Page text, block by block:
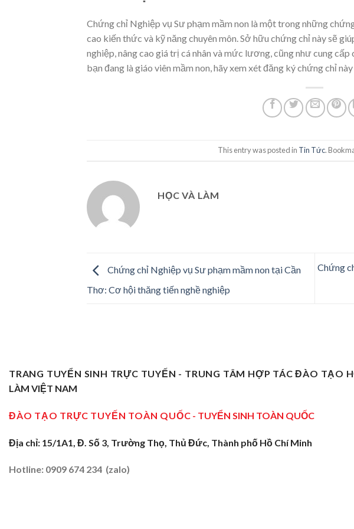
Chứng chỉ Nghiệp vụ Sư phạm mầm non là một trong những
cao kiến thức và kỹ năng chuyên môn. Sở hữu chứng chỉ này sẽ
nghiệp, nâng cao giá trị cá nhân và mức lương, cũng như cung
bạn đang là giáo viên mầm non, hãy xem xét đăng ký chứng chỉ
This entry was posted in Tin Tức.
HỌC VÀ LÀM
Chứng chỉ Nghiệp vụ Sư phạm mầm non tại Cần
Thơ: Cơ hội thăng tiến nghề nghiệp
Chứng
TRANG TUYỂN SINH TRỰC TUYẾN - TRUNG TÂM HỢP TÁC ĐÀO TẠO
LÀM VIỆT NAM
ĐÀO TẠO TRỰC TUYẾN TOÀN QUỐC - TUYỂN SINH TOÀN QUỐC
Địa chỉ: 15/1A1, Đ. Số 3, Trường Thọ, Thủ Đức, Thành phố Hồ Chí Minh
Hotline: 0909 674 234 (zalo)